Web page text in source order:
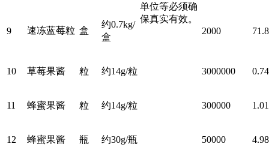
单位等必须确
保真实有效。
9 速冻蓝莓粒 盒
约0.7kg/
盒
2000
10 草莓果酱 粒 约14g/粒 3000000
11 蜂蜜果酱 粒 约14g/粒 300000
12 蜂蜜果酱 瓶 约30g/瓶 50000